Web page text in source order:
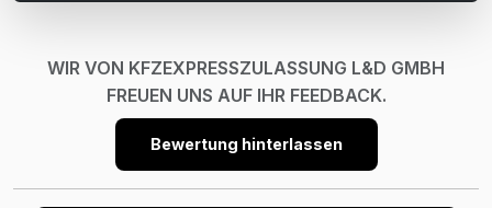
WIR VON KFZEXPRESSZULASSUNG L&D GMBH
FREUEN UNS AUF IHR FEEDBACK.
Bewertung hinterlassen